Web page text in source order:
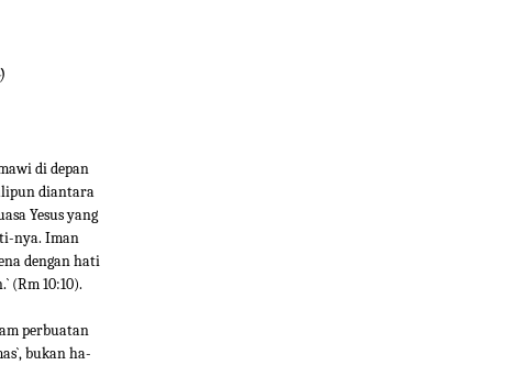
di depan
diantara
Yesus yang
nya. Iman
dengan hati
(Rm 10:10).
perbuatan
bukan ha-